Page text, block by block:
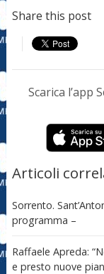
Share this post
Scarica l’app
Articoli
Sorrento.
programma –
Raffaele Apreda:
e presto nuove